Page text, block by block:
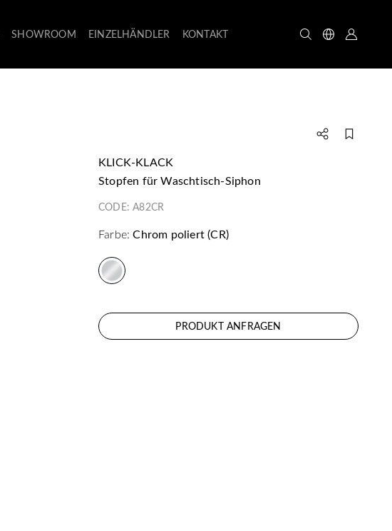
SHOWROOM EINZELHÄNDLER KONTAKT
KLICK-KLACK
Stopfen für Waschtisch-Siphon
CODE:A82CR
Farbe: Chrom poliert (CR)
PRODUKT ANFRAGEN